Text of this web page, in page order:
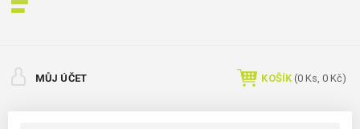
MŮJ ÚČET KOŠÍK (0 Ks, 0 Kč)